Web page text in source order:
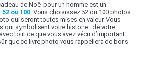
de Noël pour un homme est un
ou 100 Vous choisissez 52 ou 100 photos
qui seront toutes mises en valeur. Vous
qui symbolisent votre histoire : de votre
tout ce que vous avez vécu d’important
que ce livre photo vous rappellera de bons